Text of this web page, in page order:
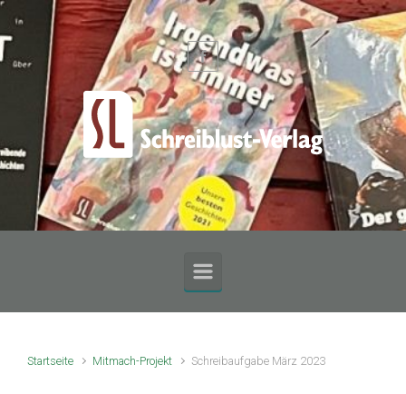
Zum Hauptinhalt springen
Startseite Mitmach-Projekt Schreibaufgabe März 2023